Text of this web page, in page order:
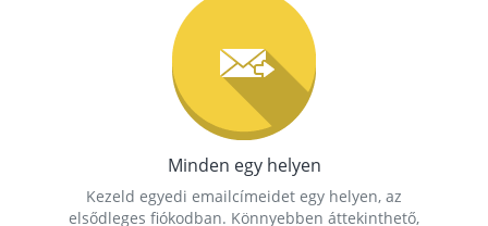
Minden egy helyen
Kezeld egyedi emailcímeidet egy helyen, az
elsődleges fiókodban. Könnyebben áttekinthető,